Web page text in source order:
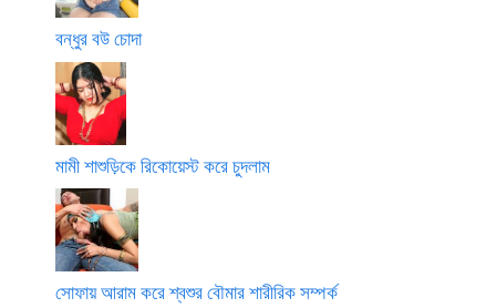
বন্ধুর বউ চোদা
মামী শাশুড়িকে রিকোয়েস্ট করে চুদলাম
সোফায় আরাম করে শ্বশুর বৌমার শারীরিক সম্পর্ক